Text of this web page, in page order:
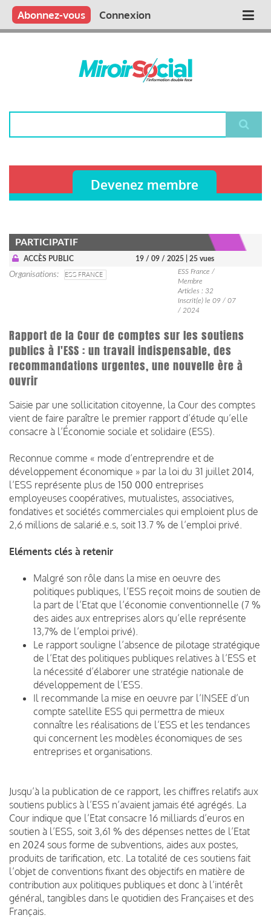
Aller
contenu
Main
Qui sommes nous ?
Vous publiez
Nous publions
Contactez-nous
Abonnez-vous Connexion
Devenez membre
PARTICIPATIF
ACCÈS PUBLIC 19 / 09 / 2025 | 25 vues
Organisations ESS FRANCE
ESS France /
Membre
Articles : 32
Inscrit(e) le 09 / 07
/ 2024
Rapport de la Cour de comptes sur les soutiens
publics à l'ESS : un travail indispensable, des
recommandations urgentes, une nouvelle ère à
ouvrir
Saisie par une sollicitation citoyenne, la Cour des comptes
vient de faire paraître le premier rapport d’étude qu’elle
consacre à l’Économie sociale et solidaire (ESS).
Reconnue comme « mode d’entreprendre et de
développement économique » par la loi du 31 juillet 2014,
l’ESS représente plus de 150 000 entreprises
employeuses coopératives, mutualistes, associatives,
fondatives et sociétés commerciales qui emploient plus de
2,6 millions de salarié.e.s, soit 13.7 % de l’emploi privé.
Eléments clés à retenir
Malgré son rôle dans la mise en oeuvre des
politiques publiques, l’ESS reçoit moins de soutien de
la part de l’Etat que l’économie conventionnelle (7 %
des aides aux entreprises alors qu’elle représente
13,7% de l’emploi privé).
Le rapport souligne l’absence de pilotage stratégique
de l’Etat des politiques publiques relatives à l’ESS et
la nécessité d’élaborer une stratégie nationale de
développement de l’ESS.
Il recommande la mise en oeuvre par l’INSEE d’un
compte satellite ESS qui permettra de mieux
connaître les réalisations de l’ESS et les tendances
qui concernent les modèles économiques de ses
entreprises et organisations.
Jusqu’à la publication de ce rapport, les chiffres relatifs aux
soutiens publics à l’ESS n’avaient jamais été agrégés. La
Cour indique que l’Etat consacre 16 milliards d’euros en
soutien à l’ESS, soit 3,61 % des dépenses nettes de l’Etat
en 2024 sous forme de subventions, aides aux postes,
produits de tarification, etc. La totalité de ces soutiens fait
l’objet de conventions fixant des objectifs en matière de
contribution aux politiques publiques et donc à l’intérêt
général, tangibles dans le quotidien des Françaises et des
Français.